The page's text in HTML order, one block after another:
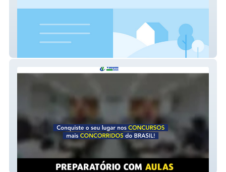
Prepararatório